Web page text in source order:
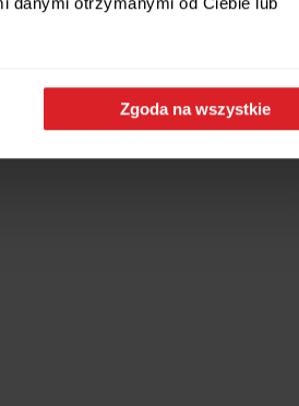
Zgoda na wszystkie